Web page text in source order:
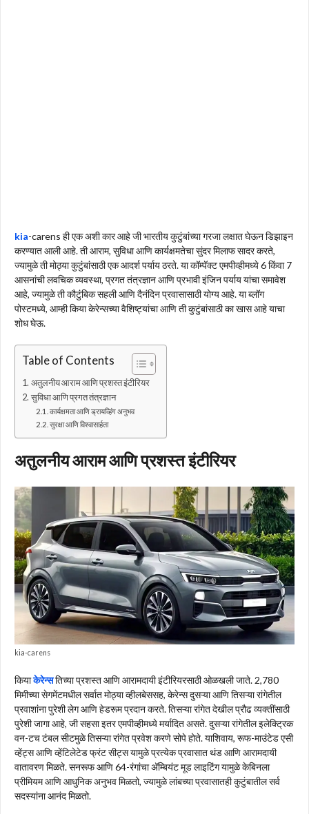
kia-carens ही एक अशी कार आहे जी भारतीय कुटुंबांच्या गरजा लक्षात घेऊन डिझाइन
करण्यात आली आहे. ती आराम, सुविधा आणि कार्यक्षमतेचा सुंदर मिलाफ सादर करते,
ज्यामुळे ती मोठ्या कुटुंबांसाठी एक आदर्श पर्याय ठरते. या कॉम्पॅक्ट एमपीव्हीमध्ये 6 किंवा 7
आसनांची लवचिक व्यवस्था, प्रगत तंत्रज्ञान आणि प्रभावी इंजिन पर्याय यांचा समावेश
आहे, ज्यामुळे ती कौटुंबिक सहली आणि दैनंदिन प्रवासासाठी योग्य आहे. या ब्लॉग
पोस्टमध्ये, आम्ही किया केरेन्सच्या वैशिष्ट्यांचा आणि ती कुटुंबांसाठी का खास आहे याचा
शोध घेऊ.
Table of Contents
अतुलनीय आराम आणि प्रशस्त इंटीरियर
सुविधा आणि प्रगत तंत्रज्ञान
कार्यक्षमता आणि ड्रायव्हिंग अनुभव
सुरक्षा आणि विश्वासार्हता
अतुलनीय आराम आणि प्रशस्त इंटीरियर
kia-carens
कियाकेरेन्सतिच्या प्रशस्त आणि आरामदायी इंटीरियरसाठी ओळखली जाते. 2,780
मिमीच्या सेगमेंटमधील सर्वात मोठ्या व्हीलबेससह, केरेन्स दुसऱ्या आणि तिसऱ्या रांगेतील
प्रवाशांना पुरेशी लेग आणि हेडरूम प्रदान करते. तिसऱ्या रांगेत देखील प्रौढ व्यक्तींसाठी
पुरेशी जागा आहे, जी सहसा इतर एमपीव्हीमध्ये मर्यादित असते. दुसऱ्या रांगेतील इलेक्ट्रिक
वन-टच टंबल सीटमुळे तिसऱ्या रांगेत प्रवेश करणे सोपे होते. याशिवाय, रूफ-माउंटेड एसी
व्हेंट्स आणि व्हेंटिलेटेड फ्रंट सीट्स यामुळे प्रत्येक प्रवासात थंड आणि आरामदायी
वातावरण मिळते. सनरूफ आणि 64-रंगांचा अ‍ॅम्बियंट मूड लाइटिंग यामुळे केबिनला
प्रीमियम आणि आधुनिक अनुभव मिळतो, ज्यामुळे लांबच्या प्रवासातही कुटुंबातील सर्व
सदस्यांना आनंद मिळतो.